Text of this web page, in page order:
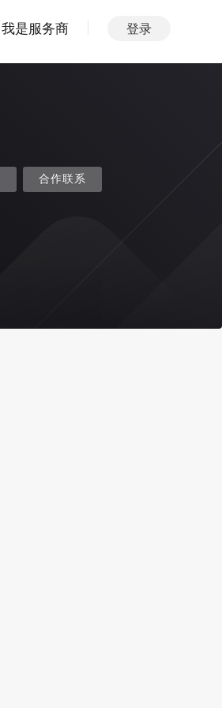
我是服务商 登录
合作联系